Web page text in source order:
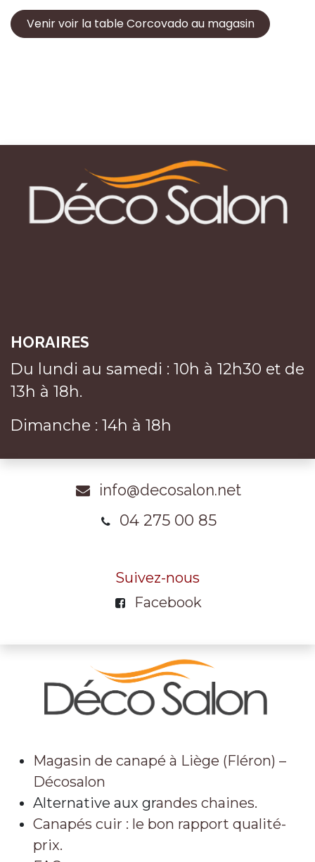
Venir voir la table Corcovado au magasin
HORAIRES
Du lundi au samedi : 10h à 12h30 et de
13h à 18h.
Dimanche : 14h à 18h
info@decosalon.net
04 275 00 85
Suivez-nous
Facebook
Magasin de canapé à Liège (Fléron) –
Décosalon
Alternative aux grandes chaines.
Canapés cuir : le bon rapport qualité-
prix.